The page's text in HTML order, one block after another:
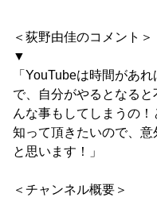
＜荻野由佳のコメント＞
▼
「YouTubeは時間があ
で、自分がやるとなる
んな事もしてしまうの
知って頂きたいので、
と思います！」
＜チャンネル概要＞